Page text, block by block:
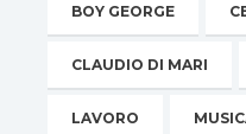
BOY GEORGE
CLAUDIO DI MARI
LAVORO